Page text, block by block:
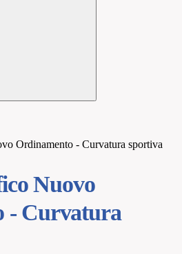
Ordinamento - Curvatura sportiva
Nuovo
- Curvatura